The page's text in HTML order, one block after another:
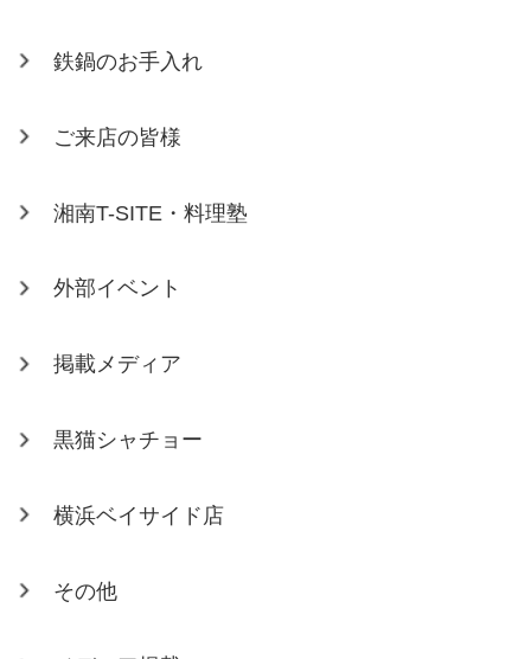
鉄鍋のお手入れ
ご来店の皆様
湘南T-SITE・料理塾
外部イベント
掲載メディア
黒猫シャチョー
横浜ベイサイド店
その他